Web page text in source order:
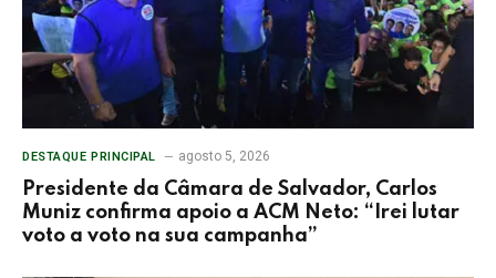
DESTAQUE PRINCIPAL agosto 5, 2026
Presidente da Câmara de Salvador, Carlos
Muniz confirma apoio a ACM Neto: “Irei lutar
voto a voto na sua campanha”